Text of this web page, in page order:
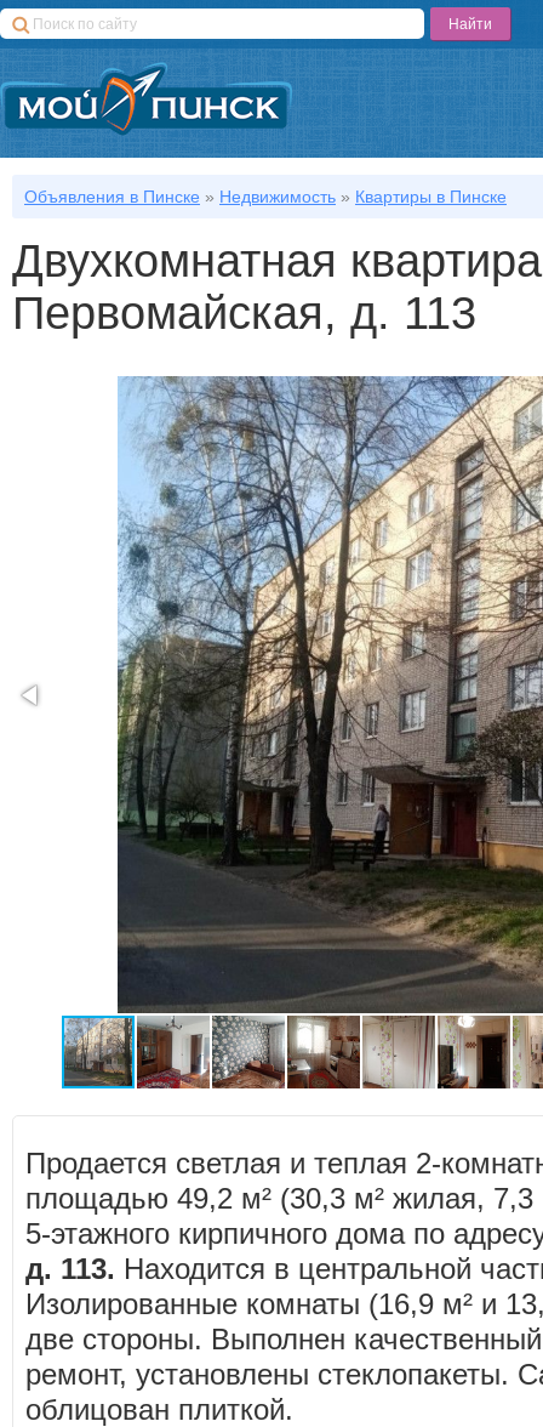
Объявления в Пинске » Недвижимость » Квартиры в Пинске
Двухкомнатная
Первомайская, д. 113
Продается светлая и теплая 2-
площадью 49,2 м² (30,3 м² жилая, 7,3
5-этажного кирпичного дома по
д. 113. Находится в центральной
Изолированные комнаты (16,9 м² и
две стороны. Выполнен
ремонт, установлены стеклопакеты.
облицован плиткой.